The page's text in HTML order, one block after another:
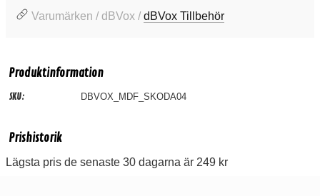
Varumärken / dBVox /dBVox Tillbehör
Produktinformation
SKU: DBVOX_MDF_SKODA04
Prishistorik
Lägsta pris de senaste 30 dagarna är 249 kr